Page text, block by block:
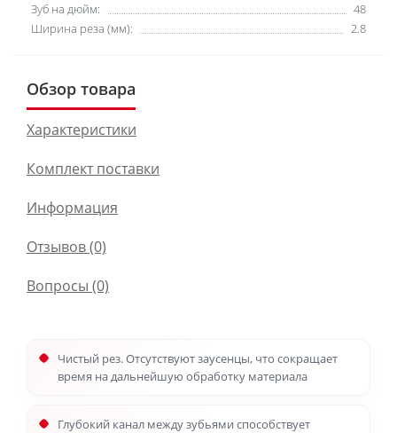
Зуб на дюйм:
48
Ширина реза (мм):
2.8
Обзор товара
Характеристики
Комплект поставки
Информация
Отзывов (0)
Вопросы (0)
Чистый рез. Отсутствуют заусенцы, что сокращает
время на дальнейшую обработку материала
Глубокий канал между зубьями способствует